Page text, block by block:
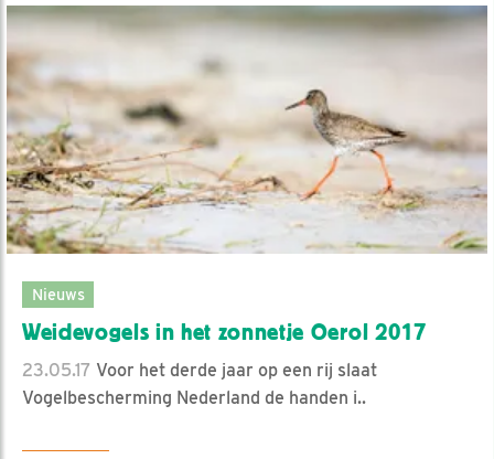
Nieuws
Weidevogels in het zonnetje Oerol 2017
23.05.17 Voor het derde jaar op een rij slaat
Vogelbescherming Nederland de handen i..